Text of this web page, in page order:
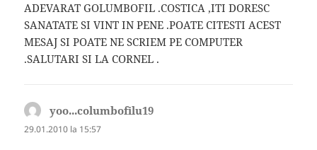
ADEVARAT GOLUMBOFIL .COSTICA ,ITI DORESC
SANATATE SI VINT IN PENE .POATE CITESTI ACEST
MESAJ SI POATE NE SCRIEM PE COMPUTER
.SALUTARI SI LA CORNEL .
yoo...columbofilu19
29.01.2010 la 15:57